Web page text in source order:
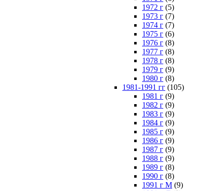
1972 г (5)
1973 г (7)
1974 г (7)
1975 г (6)
1976 г (8)
1977 г (8)
1978 г (8)
1979 г (9)
1980 г (8)
1981-1991 гг (105)
1981 г (9)
1982 г (9)
1983 г (9)
1984 г (9)
1985 г (9)
1986 г (9)
1987 г (9)
1988 г (9)
1989 г (8)
1990 г (8)
1991 г М (9)